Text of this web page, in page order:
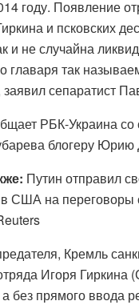
году. Появление
и псковских
и не случайна
главаря так
сепаратист
РБК-Украина со
блогеру Юрию
Путин отправил
в США на переговоры
Кремль
Игоря Гиркина
без прямого ввода